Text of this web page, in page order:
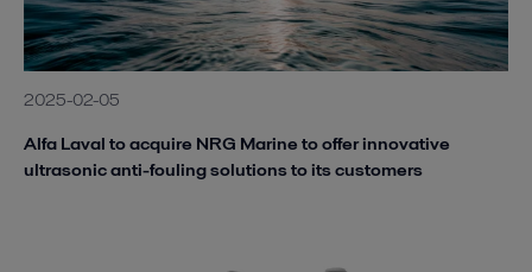
2025-02-05
Alfa Laval to acquire NRG Marine to offer innovative
ultrasonic anti-fouling solutions to its customers